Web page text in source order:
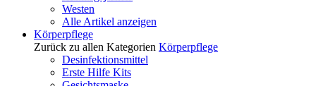
Westen
Alle Artikel anzeigen
Körperpflege
Zurück zu allen Kategorien Körperpflege
Desinfektionsmittel
Erste Hilfe Kits